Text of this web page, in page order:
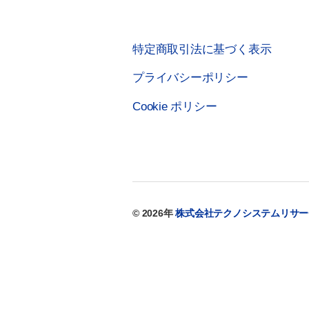
特定商取引法に基づく表示
プライバシーポリシー
Cookie ポリシー
© 2026年株式会社テクノシステムリサ